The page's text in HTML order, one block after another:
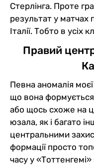
Стерлінга. Проте
результат у матчах
Італії. Тобто в усіх
Правий
Певна аномалія моєї
що вона
або щось схоже на
юзала, як і багато
центральними
формації просто
часу у